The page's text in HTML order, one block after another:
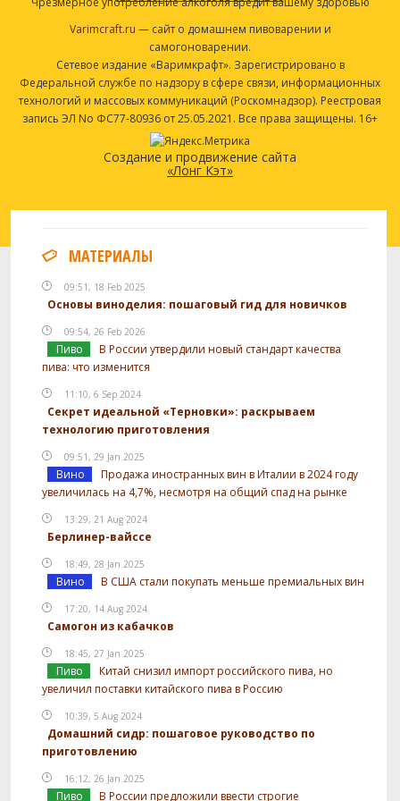
Varimcraft.ru — сайт о домашнем пивоварении и
самогоноварении.
Сетевое издание «Варимкрафт». Зарегистрировано в
Федеральной службе по надзору в сфере связи, информационных
технологий и массовых коммуникаций (Роскомнадзор). Реестровая
запись ЭЛ No ФС77-80936 от 25.05.2021. Все права защищены. 16+
Создание и продвижение сайта
«Лонг Кэт»
МАТЕРИАЛЫ
09:51, 18 Feb 2025
Основы виноделия: пошаговый гид для новичков
09:54, 26 Feb 2026
Пиво
В России утвердили новый стандарт качества
пива: что изменится
11:10, 6 Sep 2024
Секрет идеальной «Терновки»: раскрываем
технологию приготовления
09:51, 29 Jan 2025
Вино
Продажа иностранных вин в Италии в 2024 году
увеличилась на 4,7%, несмотря на общий спад на рынке
13:29, 21 Aug 2024
Берлинер-вайссе
18:49, 28 Jan 2025
Вино В США стали покупать меньше премиальных вин
17:20, 14 Aug 2024
Самогон из кабачков
18:45, 27 Jan 2025
Пиво
Китай снизил импорт российского пива, но
увеличил поставки китайского пива в Россию
10:39, 5 Aug 2024
Домашний сидр: пошаговое руководство по
приготовлению
16:12, 26 Jan 2025
Пиво В России предложили ввести строгие